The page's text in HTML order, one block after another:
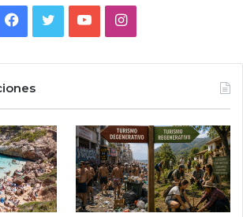
Facebook
TwitterYouTubeInstagram